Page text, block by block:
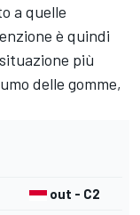
a quelle
è quindi
più
delle gomme,
out - C2